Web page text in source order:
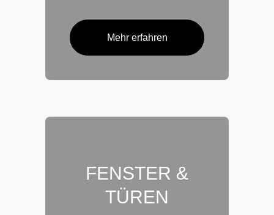
Mehr erfahren
FENSTER &
TÜREN